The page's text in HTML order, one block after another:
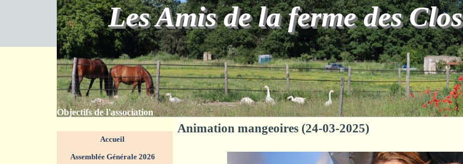
Aller au contenu Les Amis de la ferme des Clos
Objectifs de l'association
Sauter le menu
Accueil
Assemblée Générale 2026
Animation mangeoires (24-03-2025)